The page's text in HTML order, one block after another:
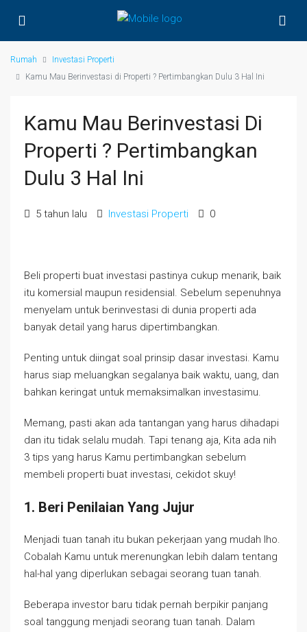
Rumah
Investasi Properti
Kamu Mau Berinvestasi di Properti ? Pertimbangkan Dulu 3 Hal Ini
Kamu Mau Berinvestasi Di
Properti ? Pertimbangkan
Dulu 3 Hal Ini
5 tahun lalu Investasi Properti 0
Beli properti buat investasi pastinya cukup menarik, baik
itu komersial maupun residensial. Sebelum sepenuhnya
menyelam untuk berinvestasi di dunia properti ada
banyak detail yang harus dipertimbangkan.
Penting untuk diingat soal prinsip dasar investasi. Kamu
harus siap meluangkan segalanya baik waktu, uang, dan
bahkan keringat untuk memaksimalkan investasimu.
Memang, pasti akan ada tantangan yang harus dihadapi
dan itu tidak selalu mudah. Tapi tenang aja, Kita ada nih
3 tips yang harus Kamu pertimbangkan sebelum
membeli properti buat investasi, cekidot skuy!
1. Beri Penilaian Yang Jujur
Menjadi tuan tanah itu bukan pekerjaan yang mudah lho.
Cobalah Kamu untuk merenungkan lebih dalam tentang
hal-hal yang diperlukan sebagai seorang tuan tanah.
Beberapa investor baru tidak pernah berpikir panjang
soal tanggung menjadi seorang tuan tanah. Dalam